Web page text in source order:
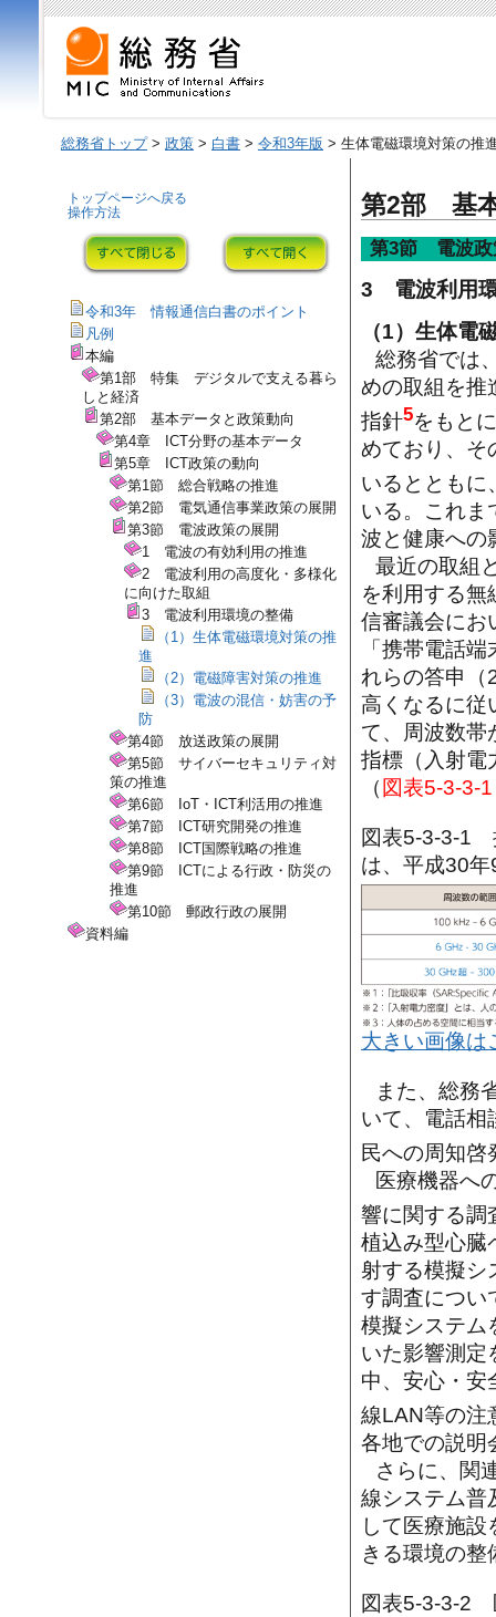
総務省トップ> 政策 > 白書 > 令和3年版 > 生体電磁環境対策の推
第2部 基
第3節 電波政
3 電波利用
（1）生体電
総務省では
めの取組を推
指針5をもと
めており、そ
いるとともに
いる。これま
波と健康への
最近の取組
を利用する無
信審議会にお
「携帯電話
れらの答申（
高くなるに従
て、周波数帯
指標（入射電
（ 図表5-3-3-1
図表5-3-3-1
は、平成30
大きい画像
また、総務
いて、電話相
民への周知啓
医療機器へ
響に関する調
植込み型心臓
射する模擬シ
す調査につい
模擬システム
いた影響測定
中、安心・安
線LAN等の注
各地での説明
さらに、関
線システム普
して医療施
きる環境の整
図表5-3-3-2
トップページへ戻る
操作方法
令和3年 情報通信白書のポイント
凡例
本編
第1部 特集 デジタルで支える暮ら
しと経済
第2部 基本データと政策動向
第4章 ICT分野の基本データ
第5章 ICT政策の動向
第1節 総合戦略の推進
第2節 電気通信事業政策の展開
第3節 電波政策の展開
1 電波の有効利用の推進
2 電波利用の高度化・多様化
に向けた取組
3 電波利用環境の整備
（1）生体電磁環境対策の推
進
（2）電磁障害対策の推進
（3）電波の混信・妨害の予
防
第4節 放送政策の展開
第5節 サイバーセキュリティ対
策の推進
第6節 IoT・ICT利活用の推進
第7節 ICT研究開発の推進
第8節 ICT国際戦略の推進
第9節 ICTによる行政・防災の
推進
第10節 郵政行政の展開
資料編